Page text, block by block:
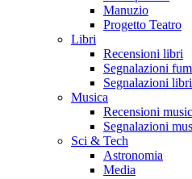
Manuzio
Progetto Teatro
Libri
Recensioni libri
Segnalazioni
Segnalazioni libri
Musica
Recensioni
Segnalazioni
Sci & Tech
Astronomia
Media